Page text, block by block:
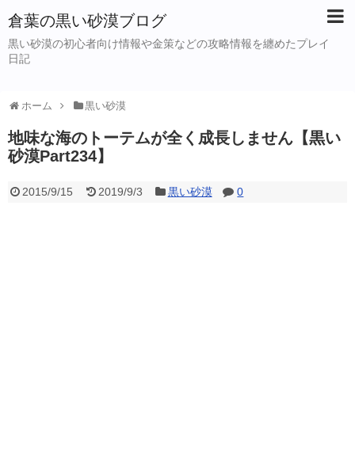
倉葉の黒い砂漠ブログ
黒い砂漠の初心者向け情報や金策などの攻略情報を纏めたプレイ
日記
ホーム 黒い砂漠
地味な海のトーテムが全く成長しません【黒い
砂漠Part234】
2015/9/15 2019/9/3 黒い砂漠 0